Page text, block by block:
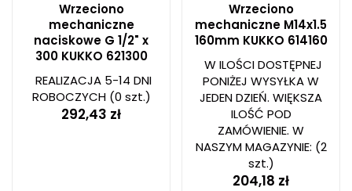
Wrzeciono
mechaniczne
naciskowe G 1/2" x
300 KUKKO 621300
REALIZACJA 5-14 DNI
ROBOCZYCH(0 szt.)
292,43 zł
Wrzeciono
mechaniczne M14x1.5
160mm KUKKO 614160
W ILOŚCI DOSTĘPNEJ
PONIŻEJ WYSYŁKA W
JEDEN DZIEŃ. WIĘKSZA
ILOŚĆ POD
ZAMÓWIENIE. W
NASZYM MAGAZYNIE: (2
szt.)
204,18 zł